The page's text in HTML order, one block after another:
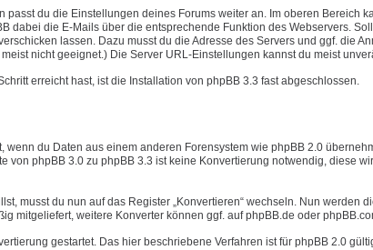
passt du die Einstellungen deines Forums weiter an. Im oberen Bereich
dabei die E-Mails über die entsprechende Funktion des Webservers.
lassen. Dazu musst du die Adresse des Servers und ggf. die
nicht geeignet.) Die Server URL-Einstellungen kannst du meist
erreicht hast, ist die Installation von phpBB 3.3 fast abgeschlossen.
wenn du Daten aus einem anderen Forensystem wie phpBB 2.0
von phpBB 3.0 zu phpBB 3.3 ist keine Konvertierung notwendig, diese
musst du nun auf das Register „Konvertieren“ wechseln. Nun werden
mitgeliefert, weitere Konverter können ggf. auf phpBB.de oder
gestartet. Das hier beschriebene Verfahren ist für phpBB 2.0